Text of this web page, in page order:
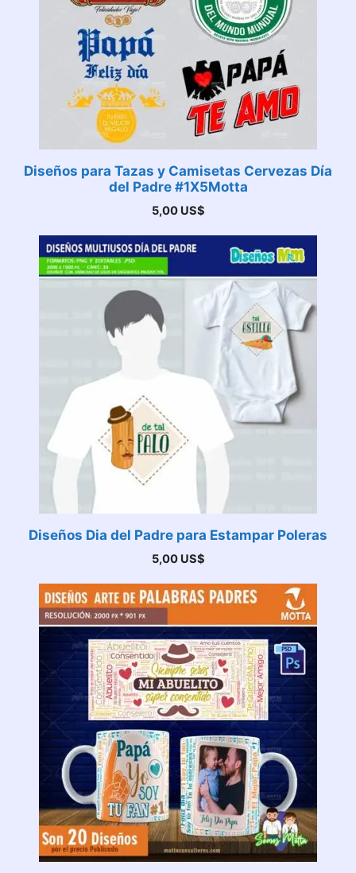
Diseños para Tazas y Camisetas Cervezas Día
del Padre #1X5Motta
5,00 US$
Diseños Dia del Padre para Estampar Poleras
5,00 US$